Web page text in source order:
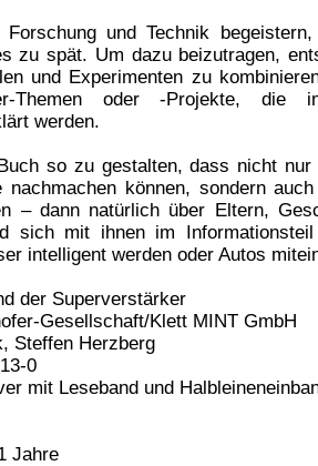
und Technik
zu spät. Um dazu beizutragen,
und Experimenten zu
Themen oder -Projekte, die
werden.
so zu gestalten, dass nicht
nachmachen können, sondern
– dann natürlich über Eltern,
sich mit ihnen im
intelligent werden oder Autos
der Superverstärker
Gesellschaft/Klett MINT GmbH
Steffen Herzberg
0
mit Leseband und
Jahre